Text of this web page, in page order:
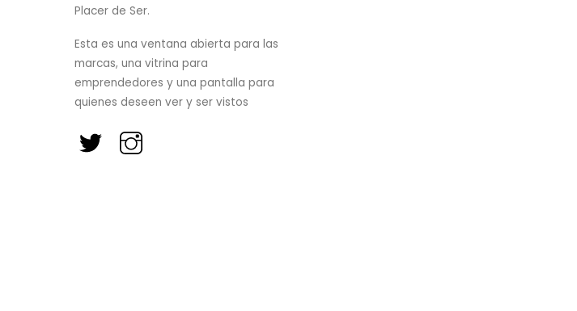
Placer de Ser.
Esta es una ventana abierta para las
marcas, una vitrina para
emprendedores y una pantalla para
quienes deseen ver y ser vistos